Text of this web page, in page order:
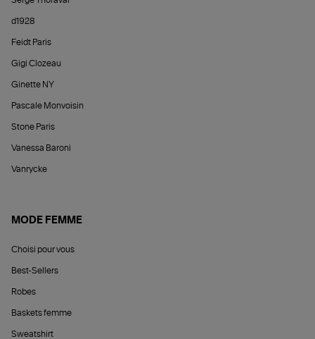
d1928
Feidt Paris
Gigi Clozeau
Ginette NY
Pascale Monvoisin
Stone Paris
Vanessa Baroni
Vanrycke
MODE FEMME
Choisi pour vous
Best-Sellers
Robes
Baskets femme
Sweatshirt